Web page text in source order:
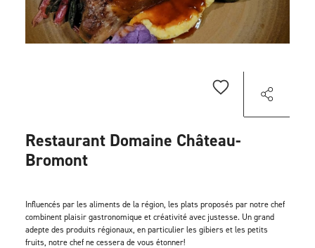
Restaurant Domaine Château-
Bromont
Influencés par les aliments de la région, les plats proposés par notre chef
combinent plaisir gastronomique et créativité avec justesse. Un grand
adepte des produits régionaux, en particulier les gibiers et les petits
fruits, notre chef ne cessera de vous étonner!